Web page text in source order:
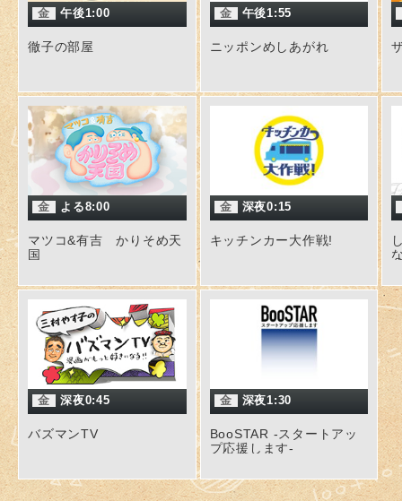
金 午後1:00
徹子の部屋
金 午後1:55
ニッポンめしあがれ
金 よる8:00
マツコ&有吉 かりそめ天
国
金 深夜0:15
キッチンカー大作戦!
金 深夜0:45
バズマンTV
金 深夜1:30
BooSTAR -スタートアッ
プ応援します-